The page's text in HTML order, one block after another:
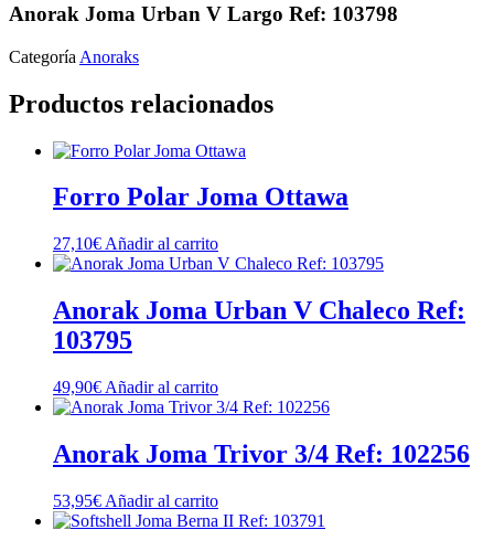
Anorak Joma Urban V Largo Ref: 103798
Categoría Anoraks
Productos relacionados
Forro Polar Joma Ottawa
27,10€ Añadir al carrito
Anorak Joma Urban V Chaleco Ref:
103795
49,90€ Añadir al carrito
Anorak Joma Trivor 3/4 Ref: 102256
53,95€ Añadir al carrito